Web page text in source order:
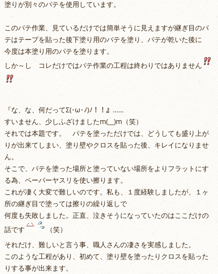
塗りが別々のパテを使用しています。
このパテ作業、見ているだけでは簡単そうに見えますが継ぎ目のパ
テはテープを貼った後下塗り用のパテを塗り、パテが乾いた後に
今度は本塗り用のパテを塗ります。
しか～し コレだけではパテ作業の工程は終わりではありません
『な、な、何だってΣ(･ω･ﾉ)ﾉ！！』……
すいません、少しふざけましたm(__)m（笑）
それでは本題です。 パテを塗っただけでは、どうしても盛り上が
りが出来てしまい、塗り壁やクロスを貼った後、キレイになりませ
ん。
そこで、パテを塗った場所と塗っていない場所をよりフラットにす
る為、ペーパーヤスリを使い擦ります。
これが凄く大変で難しいのです。私も、１度経験しましたが、１ヶ
所の継ぎ目で塗っては擦りの繰り返しで
何度も失敗しました。正直、泣きそうになっていたのはここだけの
話です
（笑）
それだけ、難しいと言う事、職人さんの凄さを実感しました。
このような工程があり、初めて、塗り壁を塗ったりクロスを貼った
りする事が出来ます。